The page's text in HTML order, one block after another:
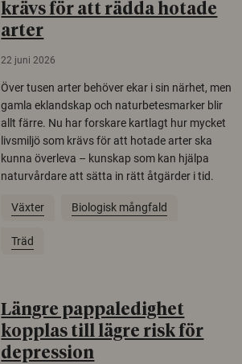
krävs för att rädda hotade
arter
22 juni 2026
Över tusen arter behöver ekar i sin närhet, men
gamla eklandskap och naturbetesmarker blir
allt färre. Nu har forskare kartlagt hur mycket
livsmiljö som krävs för att hotade arter ska
kunna överleva – kunskap som kan hjälpa
naturvårdare att sätta in rätt åtgärder i tid.
Växter Biologisk mångfald
Träd
Längre pappaledighet
kopplas till lägre risk för
depression